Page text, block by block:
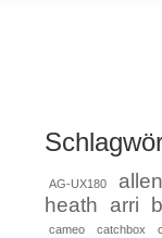
AG-UX180
heath
arri
cameo catchbox